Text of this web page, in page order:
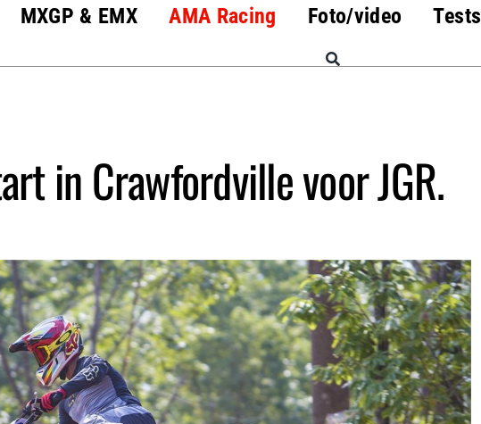
MXGP & EMX AMA Racing Foto/video Tests
in Crawfordville voor JGR.